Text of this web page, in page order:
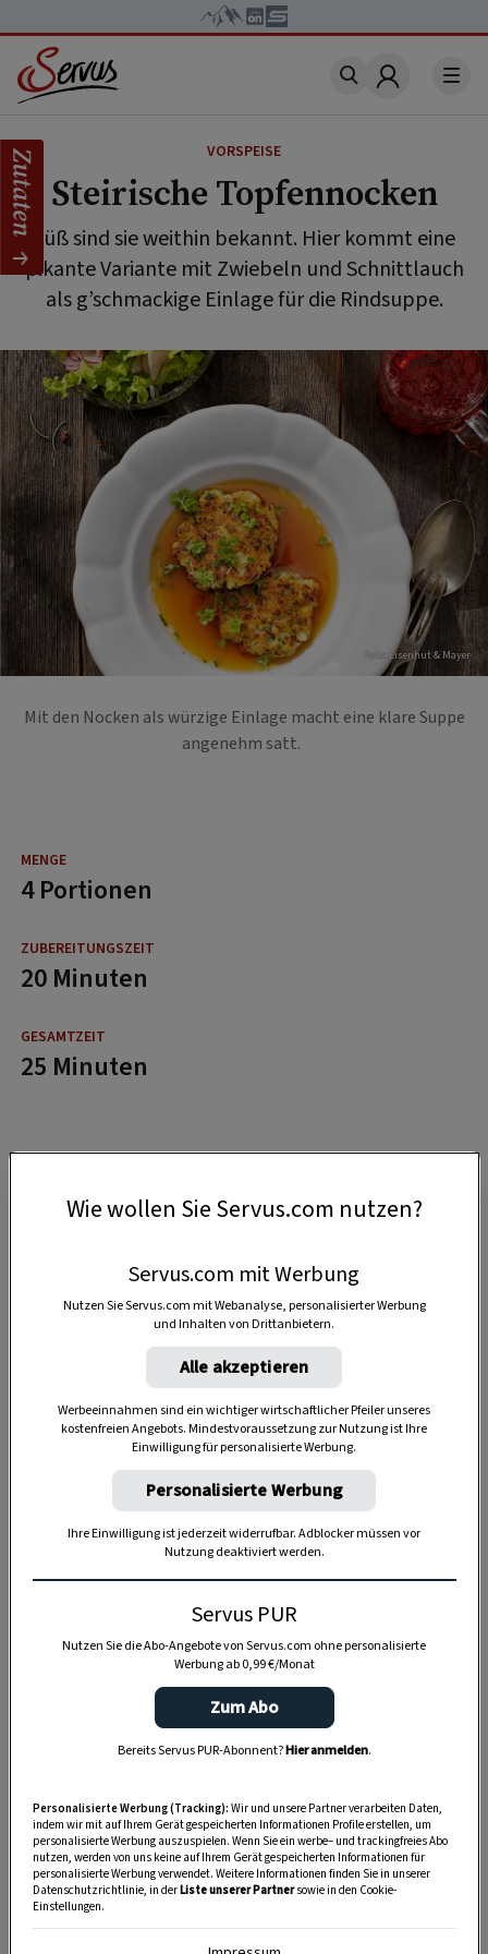
Account
VORSPEISE
Steirische Topfennocken
Süß sind sie weithin bekannt. Hier kommt eine
pikante Variante mit Zwiebeln und Schnittlauch
als g’schmackige Einlage für die Rindsuppe.
Foto: Eisenhut & Mayer
Mit den Nocken als würzige Einlage macht eine klare Suppe
angenehm satt.
4 Portionen
20 Minuten
25 Minuten
Anzeige
Zutaten
Wie wollen Sie Servus.com nutzen?
Servus.com mit Werbung
Nutzen Sie Servus.com mit Webanalyse, personalisierter Werbung
und Inhalten von Drittanbietern.
Alle akzeptieren
Werbeeinnahmen sind ein wichtiger wirtschaftlicher Pfeiler unseres
kostenfreien Angebots. Mindestvoraussetzung zur Nutzung ist Ihre
Einwilligung für personalisierte Werbung.
Personalisierte Werbung
Ihre Einwilligung ist jederzeit widerrufbar. Adblocker müssen vor
Nutzung deaktiviert werden.
Servus PUR
Nutzen Sie die Abo-Angebote von Servus.com ohne personalisierte
Werbung ab 0,99 €/Monat
Zum Abo
Bereits Servus PUR-Abonnent?Hier anmelden.
Personalisierte Werbung (Tracking): Wir und unsere Partner verarbeiten Daten,
indem wir mit auf Ihrem Gerät gespeicherten Informationen Profile erstellen, um
personalisierte Werbung auszuspielen. Wenn Sie ein werbe– und trackingfreies Abo
nutzen, werden von uns keine auf Ihrem Gerät gespeicherten Informationen für
personalisierte Werbung verwendet. Weitere Informationen finden Sie in unserer
Datenschutzrichtlinie, in derListe unserer Partnersowie in den Cookie-
Einstellungen.